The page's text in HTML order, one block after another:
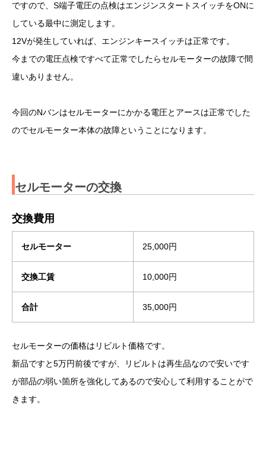
ですので、S端子電圧の点検はエンジンスタートスイッチをONに
している最中に測定します。
12Vが発生していれば、エンジンキースイッチは正常です。
今までの電圧点検ですべて正常でしたらセルモーターの故障で間
違いありません。
今回のNバンはセルモーターにかかる電圧とアースは正常でした
のでセルモーター本体の故障ということになります。
セルモーターの交換
交換費用
セルモーター 25,000円
交換工賃 10,000円
合計 35,000円
セルモーターの価格はリビルト価格です。
新品ですと5万円前後ですが、リビルトは再生品なので安いです
が部品の弱い箇所を強化してあるので安心して利用することがで
きます。